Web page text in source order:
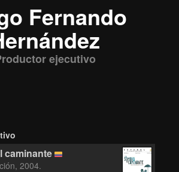
Fernando
ejecutivo
caminante
2004.